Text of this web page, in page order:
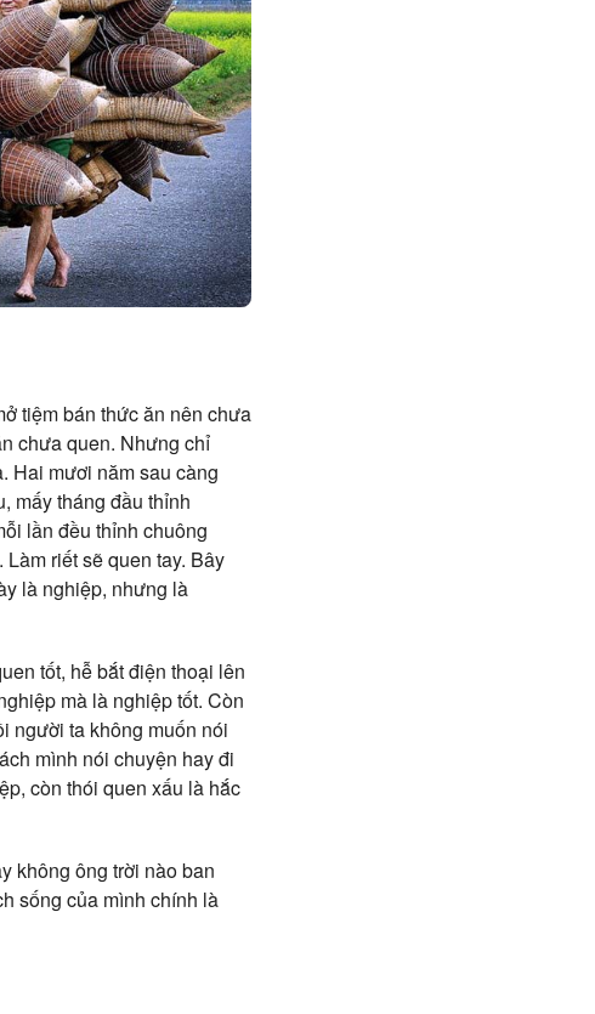
tiệm bán thức ăn nên chưa
chưa quen. Nhưng chỉ
Hai mươi năm sau càng
mấy tháng đầu thỉnh
lần đều thỉnh chuông
riết sẽ quen tay. Bây
là nghiệp, nhưng là
tốt, hễ bắt điện thoại lên
mà là nghiệp tốt. Còn
người ta không muốn nói
mình nói chuyện hay đi
còn thói quen xấu là hắc
không ông trời nào ban
sống của mình chính là